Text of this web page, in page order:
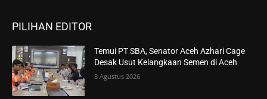
PILIHAN EDITOR
Temui PT SBA, Senator Aceh Azhari Cage
Desak Usut Kelangkaan Semen di Aceh
8 Agustus 2026